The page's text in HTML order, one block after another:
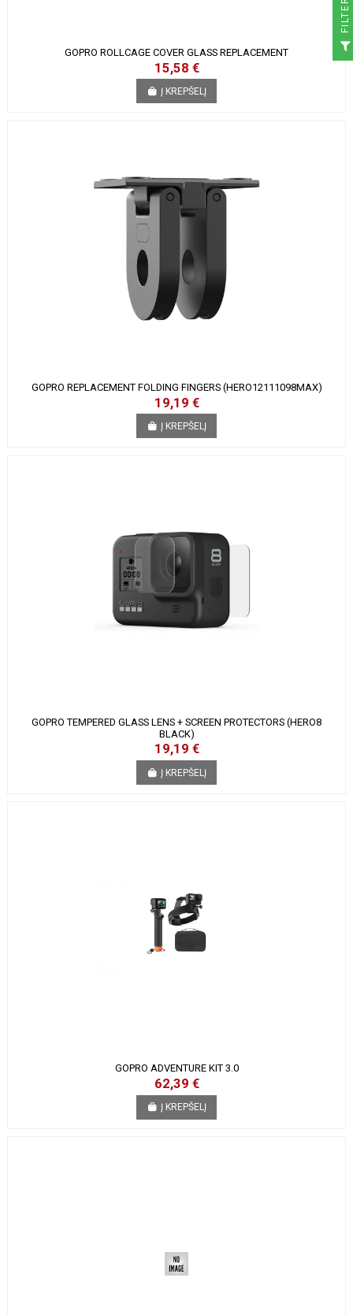
GOPRO ROLLCAGE COVER GLASS REPLACEMENT
15,58 €
Į KREPŠELĮ
GOPRO REPLACEMENT FOLDING FINGERS (HERO12111098MAX)
19,19 €
Į KREPŠELĮ
GOPRO TEMPERED GLASS LENS + SCREEN PROTECTORS (HERO8
BLACK)
19,19 €
Į KREPŠELĮ
GOPRO ADVENTURE KIT 3.0
62,39 €
Į KREPŠELĮ
R